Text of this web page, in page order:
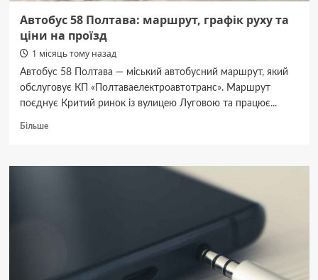
Автобус 58 Полтава: маршрут, графік руху та
ціни на проїзд
1 місяць тому назад
Автобус 58 Полтава — міський автобусний маршрут, який
обслуговує КП «Полтаваелектроавтотранс». Маршрут
поєднує Критий ринок із вулицею Луговою та працює...
БільшеДокладніше
58
проїзд